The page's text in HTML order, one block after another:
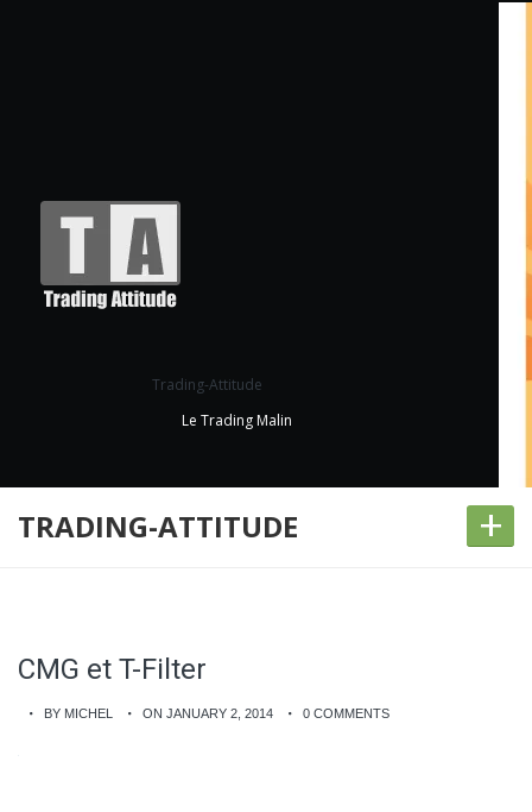
Trading-Attitude
Le Trading Malin
TRADING-ATTITUDE +
CMG et T-Filter
BY MICHEL ON JANUARY 2, 2014 0 COMMENTS